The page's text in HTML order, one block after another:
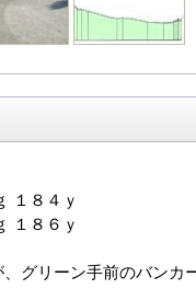
１８４ｙ
１８６ｙ
グリーン手前のバンカ